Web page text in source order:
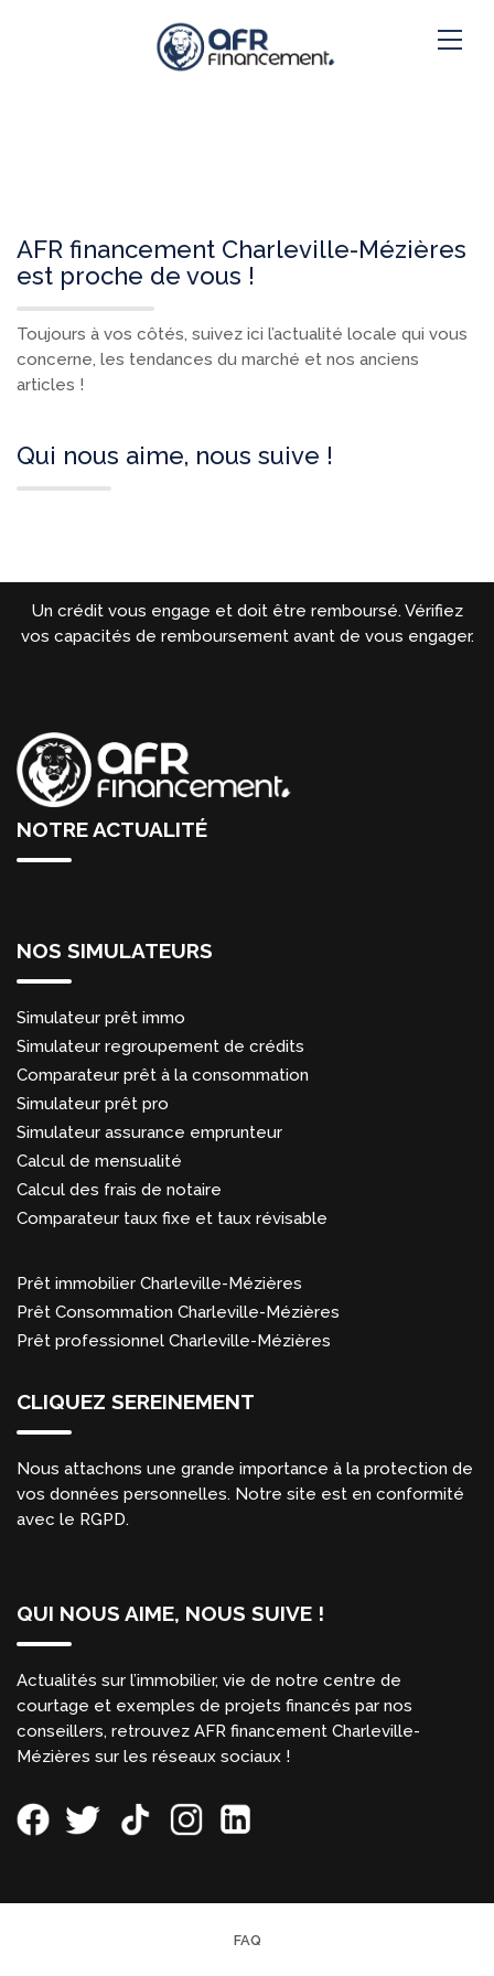
AFR financement Charleville-Mézières
est proche de vous !
Toujours à vos côtés, suivez ici l’actualité locale qui vous
concerne, les tendances du marché et nos anciens
articles !
Qui nous aime, nous suive !
Un crédit vous engage et doit être remboursé. Vérifiez
vos capacités de remboursement avant de vous engager.
NOTRE ACTUALITÉ
NOS SIMULATEURS
Simulateur prêt immo
Simulateur regroupement de crédits
Comparateur prêt à la consommation
Simulateur prêt pro
Simulateur assurance emprunteur
Calcul de mensualité
Calcul des frais de notaire
Comparateur taux fixe et taux révisable
Prêt immobilier Charleville-Mézières
Prêt Consommation Charleville-Mézières
Prêt professionnel Charleville-Mézières
CLIQUEZ SEREINEMENT
Nous attachons une grande importance à la protection de
vos données personnelles. Notre site est en conformité
avec le RGPD.
QUI NOUS AIME, NOUS SUIVE !
Actualités sur l’immobilier, vie de notre centre de
courtage et exemples de projets financés par nos
conseillers, retrouvez AFR financement Charleville-
Mézières sur les réseaux sociaux !
FAQ